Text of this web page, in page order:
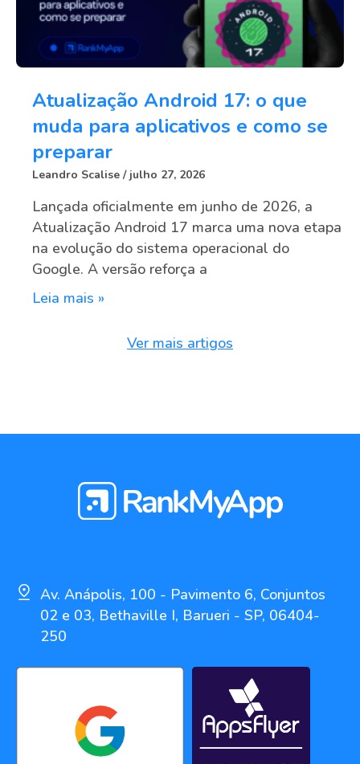
Atualização Android 17: o que
muda para aplicativos e como se
preparar
Leandro Scalise julho 27, 2026
Lançada oficialmente em junho de 2026, a
Atualização Android 17 marca uma nova etapa
na evolução do sistema operacional do
Google. A versão reforça a
Leia mais »
Ver mais artigos
Av. Anápolis, 100 - Pavimento 6, Conjuntos
02 e 03, Bethaville I, Barueri - SP, 06404-
250